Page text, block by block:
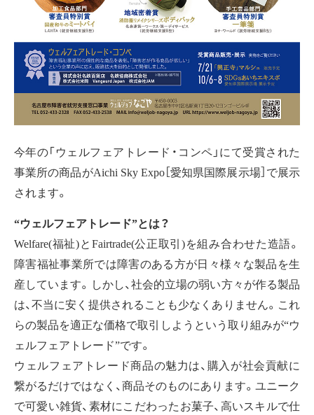
今年の「ウェルフェアトレード・コンペ」にて受賞された
事業所の商品がAichi Sky Expo［愛知県国際展示場］で展示
されます。
“ウェルフェアトレード”とは？
Welfare(福祉)とFairtrade(公正取引)を組み合わせた造語。
障害福祉事業所では障害のある方が日々様々な製品を生
産しています。しかし、社会的立場の弱い方々が作る製品
は、不当に安く提供されることも少なくありません。これ
らの製品を適正な価格で取引しようという取り組みが“ウ
ェルフェアトレード”です。
ウェルフェアトレード商品の魅力は、購入が社会貢献に
繋がるだけではなく、商品そのものにあります。ユニーク
で可愛い雑貨、素材にこだわったお菓子、高いスキルで仕